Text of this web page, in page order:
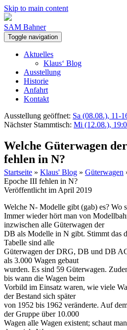
Skip to main content
SAM Bahner
Toggle navigation
Aktuelles
Klaus‘ Blog
Ausstellung
Historie
Anfahrt
Kontakt
Ausstellung geöffnet: Sa (08.08.), 11-
Nächster Stammtisch: Mi (12.08.),
Welche Güterwagen
fehlen in N?
Startseite » Klaus' Blog » Güterwagen
Epoche III fehlen in N?
Veröffentlicht im April 2019
Welche N- Modelle gibt (gab) es? Wo
Immer wieder hört man von
inzwischen alle Güterwagen der
DB als Modelle in N gibt. Stimmt das
Tabelle sind alle
Güterwagen der DRG, DB und DB
als 3.000 Wagen gebaut
wurden. Es sind 59 Güterwagen.
bis wann die Wagen beim
Vorbild im Einsatz waren, wie viele
der Bestand sich später
von 1952 bis 1962 veränderte. Auf
der Gruppe über 10.000
Wagen alle Wagen existent; schaut